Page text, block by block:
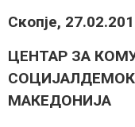
Скопје,
ЦЕНТАР ЗА
МАКЕДОНИЈА